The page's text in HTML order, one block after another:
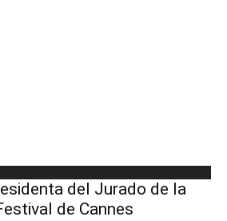
del Jurado de la
de Cannes